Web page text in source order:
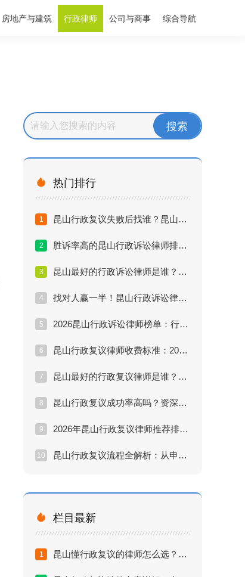
房地产与建筑 行政律师 公司与商事 综合导航
 热门排行
1 昆山行政复议失败后找谁？昆山懂行政诉讼的律师深度解析
2 胜诉率高的昆山行政诉讼律师排名：如何评估律师处理效果？
3 昆山最好的行政诉讼律师是谁？解决行政处罚纠纷痛点分析
4 找对人赢一半！昆山行政诉讼律师推荐：解决行政纠纷的专家
5 2026昆山行政诉讼律师榜单：行政复议与诉讼维权方案详解
6 昆山行政复议律师收费标准：2026年最新行情与避坑指南
7 昆山最好的行政复议律师是谁？教你三招辨别真假专家
8 昆山行政复议成功率高吗？资深律师揭秘提升胜算关键
9 2026年昆山行政复议律师推荐排行：丁华律师为何上榜
10 昆山行政复议流程全解析：从申请到拿结果要多久？
 栏目最新
1 昆山懂行政复议的律师怎么选？看这篇经验与案例评估